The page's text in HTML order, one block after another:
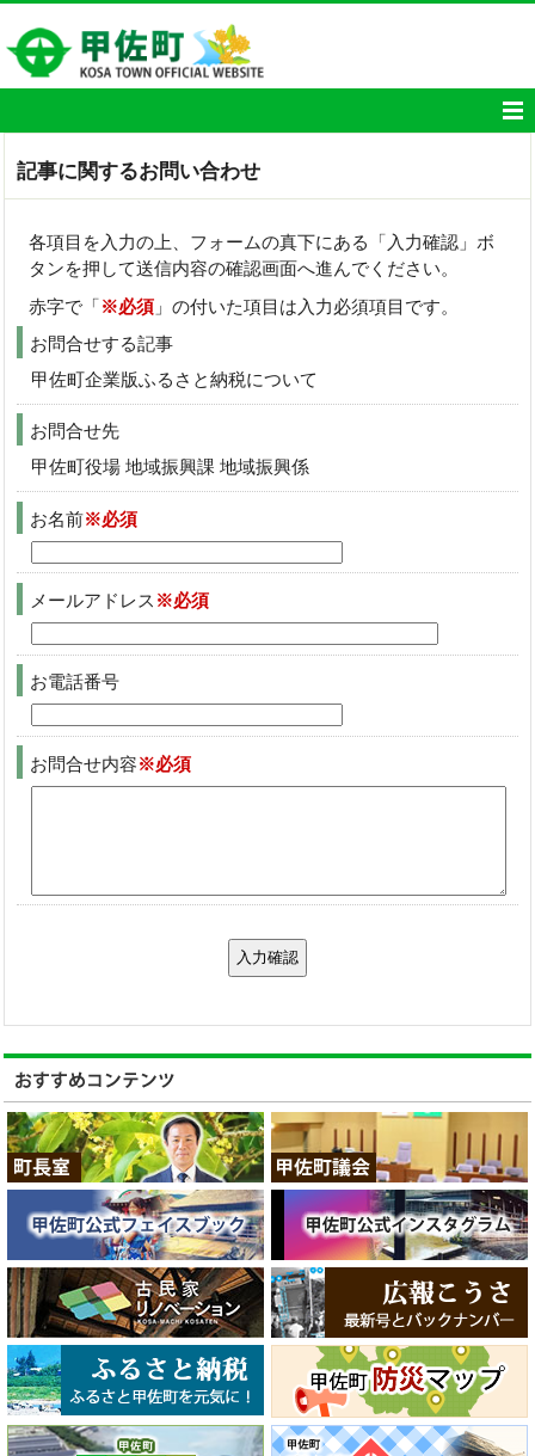
記事に関するお問い合わせ
各項目を入力の上、フォームの真下にある「入力確認」ボ
タンを押して送信内容の確認画面へ進んでください。
赤字で「※必須 」の付いた項目は入力必須項目です。
お問合せする記事
甲佐町企業版ふるさと納税について
お問合せ先
甲佐町役場 地域振興課 地域振興係
お名前※必須
メールアドレス ※必須
お電話番号
お問合せ内容※必須